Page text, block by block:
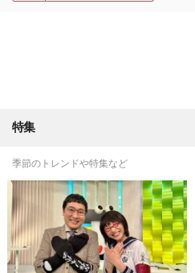
特集
季節のトレンドや特集など